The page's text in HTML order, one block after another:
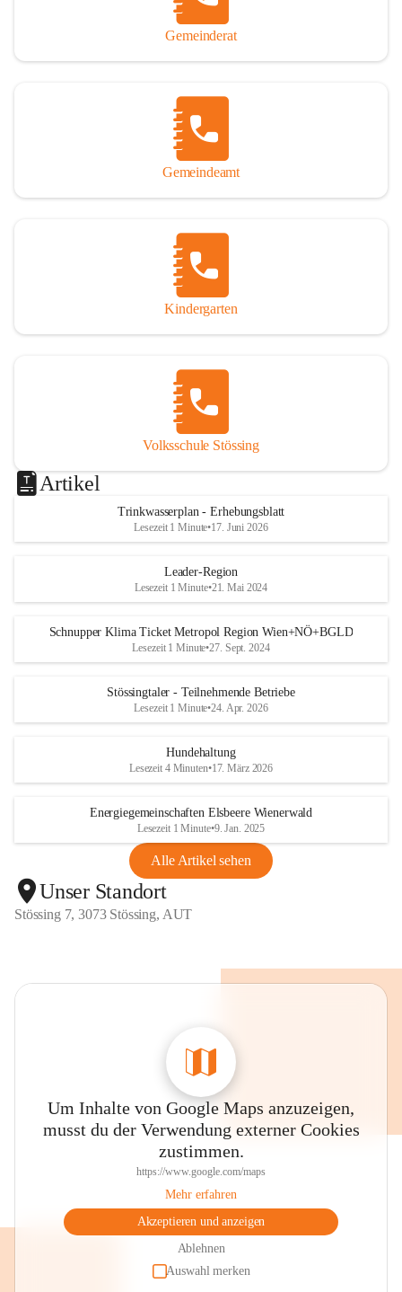
Gemeinderat
Gemeindeamt
Kindergarten
Volksschule Stössing
Artikel
Trinkwasserplan - Erhebungsblatt
Lesezeit 1 Minute•17. Juni 2026
Leader-Region
Lesezeit 1 Minute•21. Mai 2024
Schnupper Klima Ticket Metropol Region Wien+NÖ+BGLD
Lesezeit 1 Minute•27. Sept. 2024
Stössingtaler - Teilnehmende Betriebe
Lesezeit 1 Minute•24. Apr. 2026
Hundehaltung
Lesezeit 4 Minuten•17. März 2026
Energiegemeinschaften Elsbeere Wienerwald
Lesezeit 1 Minute•9. Jan. 2025
Alle Artikel sehen
Unser Standort
Stössing 7, 3073 Stössing, AUT
Um Inhalte von Google Maps anzuzeigen,
musst du der Verwendung externer Cookies
zustimmen.
https://www.google.com/maps
Mehr erfahren
Akzeptieren und anzeigen
Ablehnen
Auswahl merken